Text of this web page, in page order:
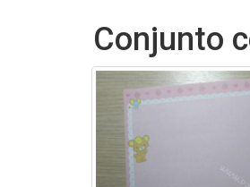
Conjunto